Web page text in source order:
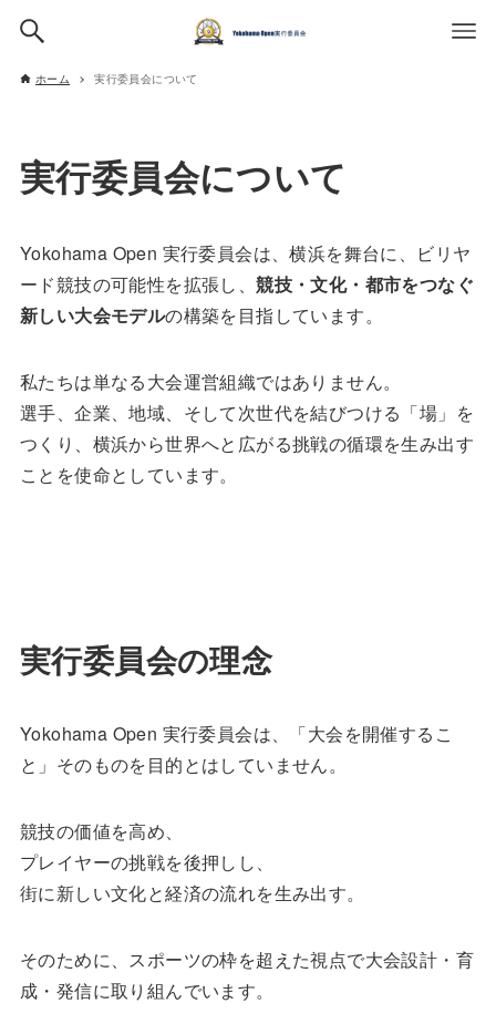
ホーム 実行委員会について
実行委員会について
Yokohama Open 実行委員会は、横浜を舞台に、ビリヤ
ード競技の可能性を拡張し、競技・文化・都市をつなぐ
新しい大会モデルの構築を目指しています。
私たちは単なる大会運営組織ではありません。
選手、企業、地域、そして次世代を結びつける「場」を
つくり、横浜から世界へと広がる挑戦の循環を生み出す
ことを使命としています。
実行委員会の理念
Yokohama Open 実行委員会は、「大会を開催するこ
と」そのものを目的とはしていません。
競技の価値を高め、
プレイヤーの挑戦を後押しし、
街に新しい文化と経済の流れを生み出す。
そのために、スポーツの枠を超えた視点で大会設計・育
成・発信に取り組んでいます。